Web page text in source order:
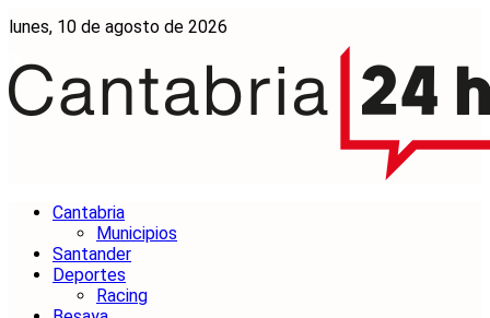
lunes, 10 de agosto de 2026
Cantabria
Municipios
Santander
Deportes
Racing